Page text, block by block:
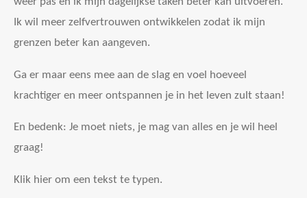
Ik wil meer zelfvertrouwen ontwikkelen zodat ik mijn
grenzen beter kan aangeven.
Ga er maar eens mee aan de slag en voel hoeveel
krachtiger en meer ontspannen je in het leven zult staan!
En bedenk: Je moet niets, je mag van alles en je wil heel
graag!
Klik hier om een tekst te typen.